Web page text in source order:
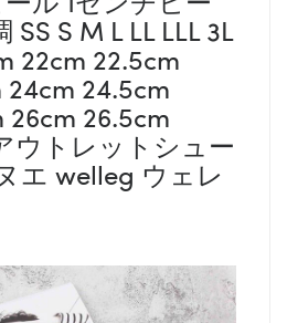
S M L LL LLL 3L
22cm 22.5cm
24.5cm
26.5cm
ウトレットシュー
エ welleg ウェレ